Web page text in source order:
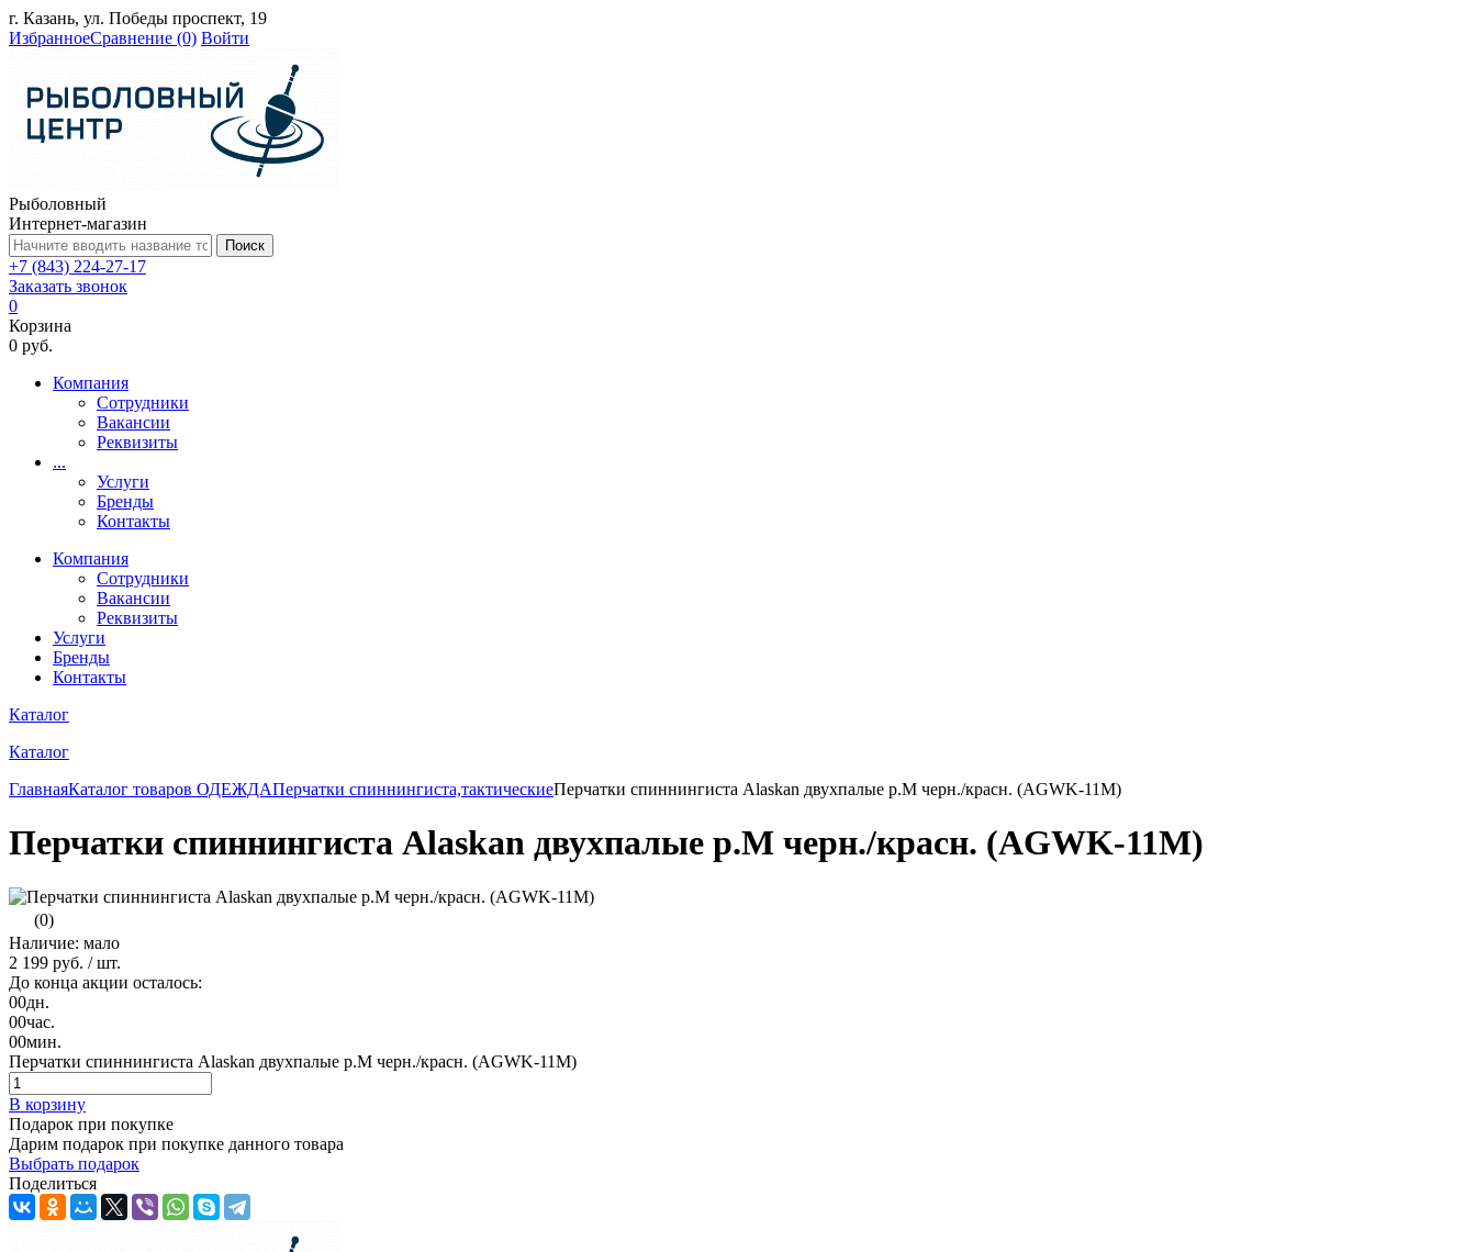
г. Казань, ул. Победы проспект, 19
ИзбранноеСравнение (0) Войти
Рыболовный
Интернет-магазин
Поиск
+7 (843) 224-27-17
Заказать звонок
0
Корзина
0 руб.
Компания
Сотрудники
Вакансии
Реквизиты
...
Услуги
Бренды
Контакты
Компания
Сотрудники
Вакансии
Реквизиты
Услуги
Бренды
Контакты
Каталог
Каталог
ГлавнаяКаталог товаров ОДЕЖДАПерчатки спиннингиста,тактическиеПерчатки спиннингиста Alaskan двухпалые р.М черн./красн. (AGWK-11М)
Перчатки спиннингиста Alaskan двухпалые р.М черн./красн. (AGWK-11М)
(0)
Наличие: мало
2 199 руб. / шт.
До конца акции осталось:
00дн.
00час.
00мин.
Перчатки спиннингиста Alaskan двухпалые р.М черн./красн. (AGWK-11М)
В корзину
Подарок при покупке
Дарим подарок при покупке данного товара
Выбрать подарок
Поделиться